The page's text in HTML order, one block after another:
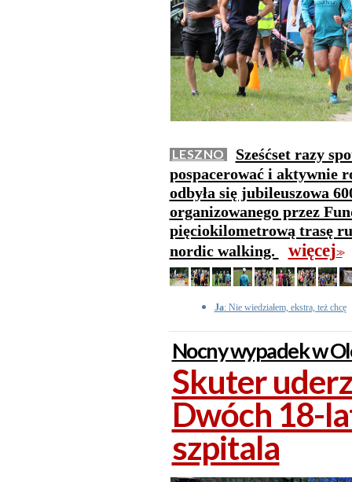
LESZNO
Sześćset razy
pospacerować i aktywnie
odbyła się jubileuszowa
organizowanego przez
pięciokilometrową trasę
nordic walking.
więcej>>
Ja: Nie wiedziałem, ekstra, też chcę
Nocny wypadek w
Skuter
Dwóch 18-
szpitala